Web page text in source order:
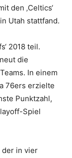
den ‚Celtics‘
Utah stattfand.
2018 teil.
die
In einem
76ers erzielte
Punktzahl,
Spiel
der in vier